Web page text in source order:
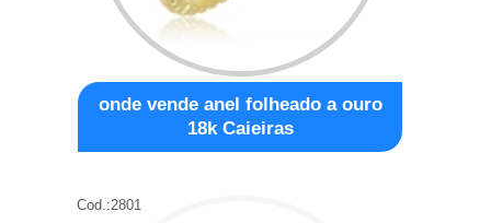
onde vende anel folheado a ouro
18k Caieiras
Cod.:2801